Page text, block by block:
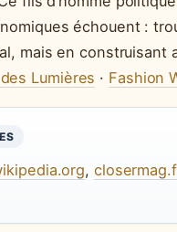
échouent :
mais en construisant
Lumières · Fashion
,